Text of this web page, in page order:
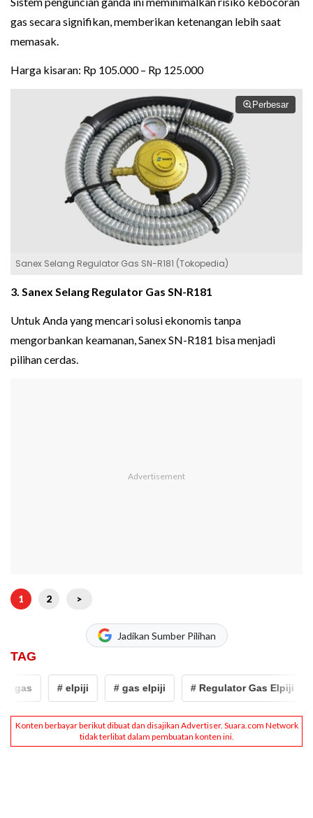
gas secara signifikan, memberikan ketenangan lebih saat
memasak.
Harga kisaran: Rp 105.000 – Rp 125.000
Perbesar
Sanex Selang Regulator Gas SN-R181 (Tokopedia)
3. Sanex Selang Regulator Gas SN-R181
Untuk Anda yang mencari solusi ekonomis tanpa
mengorbankan keamanan, Sanex SN-R181 bisa menjadi
pilihan cerdas.
1 2 >
Jadikan Sumber Pilihan
TAG
gas # elpiji # gas elpiji # Regulator Gas Elpiji